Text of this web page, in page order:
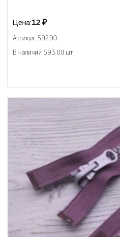
Цена:12 ₽
Артикул: 59290
В наличии 593.00 шт